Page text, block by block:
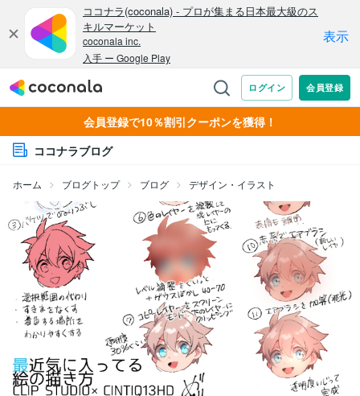
会員登録で10％割引クーポンを獲得！
ココナラブログ
ホーム ブログトップ ブログ デザイン・イラスト